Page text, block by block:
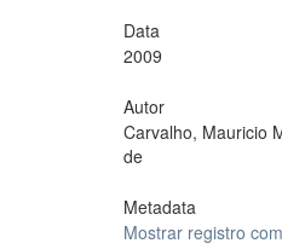
Data
2009
Autor
Carvalho, Mauricio
de
Metadata
Mostrar registro